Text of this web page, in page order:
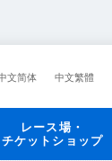
文简体 中文繁體
レース場・
チケットショップ